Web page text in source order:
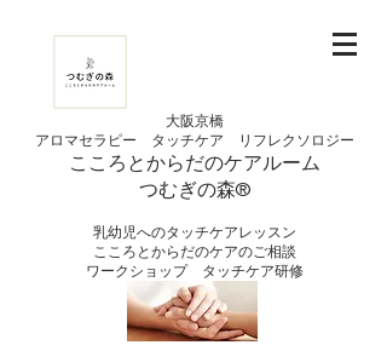
大阪京橋
アロマセラピー タッチケア
リフレクソロジー
こころとからだのケアルーム
つむぎの​森®︎
​乳幼児へのタッチケアレッスン
こころとからだのケアのご相談
​ワークショップ タッチケア研修